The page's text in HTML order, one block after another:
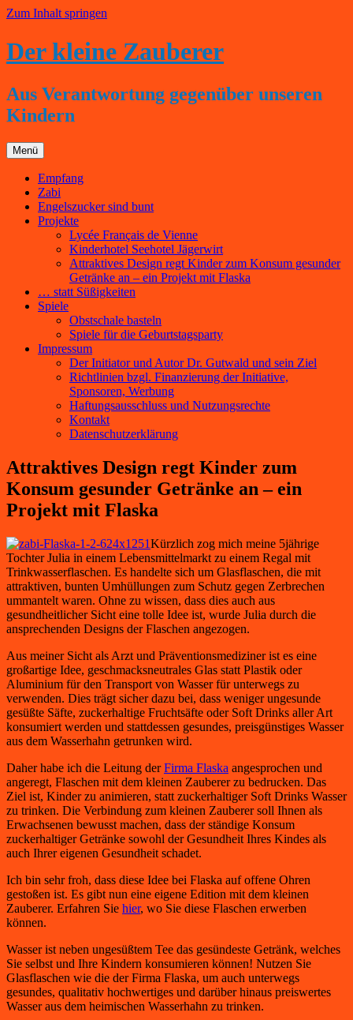
Zum Inhalt springen
Der kleine Zauberer
Aus Verantwortung gegenüber unseren
Kindern
Menü
Empfang
Zabi
Engelszucker sind bunt
Projekte
Lycée Français de Vienne
Kinderhotel Seehotel Jägerwirt
Attraktives Design regt Kinder zum Konsum gesunder
Getränke an – ein Projekt mit Flaska
… statt Süßigkeiten
Spiele
Obstschale basteln
Spiele für die Geburtstagsparty
Impressum
Der Initiator und Autor Dr. Gutwald und sein Ziel
Richtlinien bzgl. Finanzierung der Initiative,
Sponsoren, Werbung
Haftungsausschluss und Nutzungsrechte
Kontakt
Datenschutzerklärung
Attraktives Design regt Kinder zum
Konsum gesunder Getränke an – ein
Projekt mit Flaska
Kürzlich zog mich meine 5jährige
Tochter Julia in einem Lebensmittelmarkt zu einem Regal mit
Trinkwasserflaschen. Es handelte sich um Glasflaschen, die mit
attraktiven, bunten Umhüllungen zum Schutz gegen Zerbrechen
ummantelt waren. Ohne zu wissen, dass dies auch aus
gesundheitlicher Sicht eine tolle Idee ist, wurde Julia durch die
ansprechenden Designs der Flaschen angezogen.
Aus meiner Sicht als Arzt und Präventionsmediziner ist es eine
großartige Idee, geschmacksneutrales Glas statt Plastik oder
Aluminium für den Transport von Wasser für unterwegs zu
verwenden. Dies trägt sicher dazu bei, dass weniger ungesunde
gesüßte Säfte, zuckerhaltige Fruchtsäfte oder Soft Drinks aller Art
konsumiert werden und stattdessen gesundes, preisgünstiges Wasser
aus dem Wasserhahn getrunken wird.
Daher habe ich die Leitung derFirma Flaska angesprochen und
angeregt, Flaschen mit dem kleinen Zauberer zu bedrucken. Das
Ziel ist, Kinder zu animieren, statt zuckerhaltiger Soft Drinks Wasser
zu trinken. Die Verbindung zum kleinen Zauberer soll Ihnen als
Erwachsenen bewusst machen, dass der ständige Konsum
zuckerhaltiger Getränke sowohl der Gesundheit Ihres Kindes als
auch Ihrer eigenen Gesundheit schadet.
Ich bin sehr froh, dass diese Idee bei Flaska auf offene Ohren
gestoßen ist. Es gibt nun eine eigene Edition mit dem kleinen
Zauberer. Erfahren Sie hier, wo Sie diese Flaschen erwerben
können.
Wasser ist neben ungesüßtem Tee das gesündeste Getränk, welches
Sie selbst und Ihre Kindern konsumieren können! Nutzen Sie
Glasflaschen wie die der Firma Flaska, um auch unterwegs
gesundes, qualitativ hochwertiges und darüber hinaus preiswertes
Wasser aus dem heimischen Wasserhahn zu trinken.